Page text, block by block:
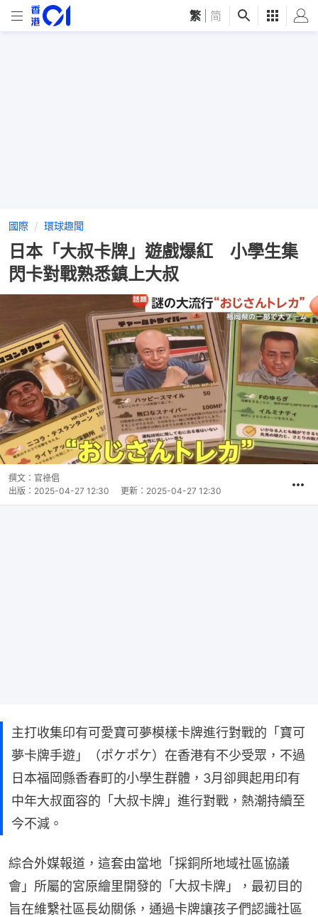
繁 简
國際 環球趣聞
日本「大叔卡牌」遊戲爆紅 小學生集
閃卡對戰熟悉鎮上大叔
撰文： 官祿倡
出版： 2025-04-27 12:30 更新： 2025-04-27 12:30
主打收集印有可愛寶可夢模樣卡牌進行對戰的「寶可
夢卡牌手遊」（ポケポケ）在香港有不少受眾，不過
日本福岡縣香春町的小學生群體，3月卻興起用印有
中年大叔面容的「大叔卡牌」進行對戰，熱潮持續至
今不減。
綜合外媒報道，這套由當地「採銅所地域社區協議
會」所屬的宮原繪里開發的「大叔卡牌」，最初目的
旨在維繫社區長幼關係，通過卡牌讓孩子們認識社區